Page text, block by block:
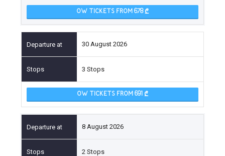
OW TICKETS FROM 678
30 August 2026
3 Stops
OW TICKETS FROM 691
8 August 2026
2 Stops